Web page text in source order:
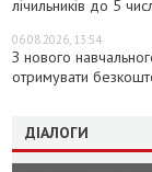
лічильників до 5
06.08.2026, 13:54
З нового
отримувати
ДІАЛОГИ